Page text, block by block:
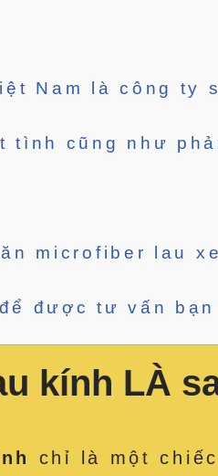
Nam là công ty
cũng như
microfiber lau
được tư vấn bạn
kính LÀ
chỉ là một